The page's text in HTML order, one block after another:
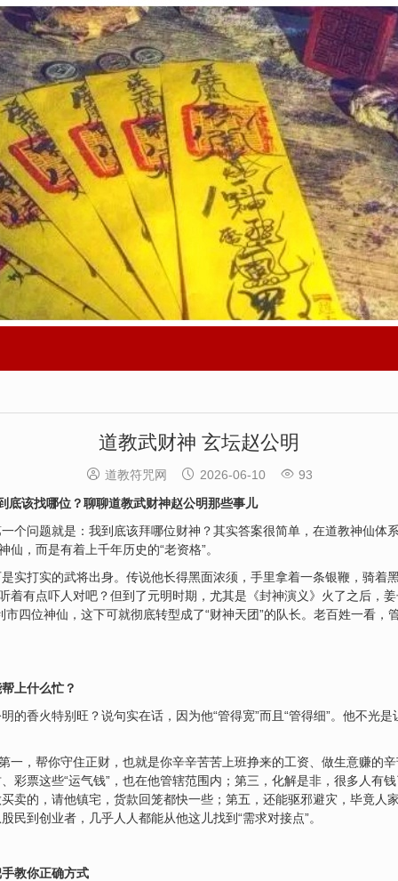
道教武财神 玄坛赵公明
 道教符咒网  2026-06-10  93
底该找哪位？聊聊道教武财神赵公明那些事儿
个问题就是：我到底该拜哪位财神？其实答案很简单，在道教神仙体
，而是有着上千年历史的“老资格”。
实打实的武将出身。传说他长得黑面浓须，手里拿着一条银鞭，骑着
着有点吓人对吧？但到了元明时期，尤其是《封神演义》火了之后，
四位神仙，这下可就彻底转型成了“财神天团”的队长。老百姓一看，
上什么忙？
的香火特别旺？说句实在话，因为他“管得宽”而且“管得细”。他不光是
一，帮你守住正财，也就是你辛辛苦苦上班挣来的工资、做生意赚的
彩票这些“运气钱”，也在他管辖范围内；第三，化解是非，很多人有
卖的，请他镇宅，货款回笼都快一些；第五，还能驱邪避灾，毕竟人
民到创业者，几乎人人都能从他这儿找到“需求对接点”。
教你正确方式